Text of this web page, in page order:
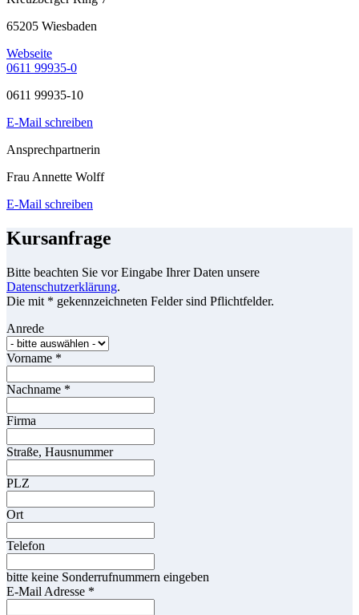
65205 Wiesbaden
Webseite
0611 99935-0
0611 99935-10
E-Mail schreiben
Ansprechpartnerin
Frau Annette Wolff
E-Mail schreiben
Kursanfrage
Bitte beachten Sie vor Eingabe Ihrer Daten unsere
Datenschutzerklärung.
Die mit * gekennzeichneten Felder sind Pflichtfelder.
Anrede
Vorname *
Nachname *
Firma
Straße, Hausnummer
PLZ
Ort
Telefon
bitte keine Sonderrufnummern eingeben
E-Mail Adresse *